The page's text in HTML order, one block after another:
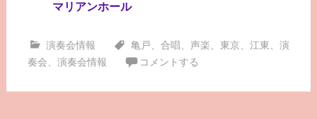
マリアンホール
演奏会情報 亀戸、 合唱、 声楽、 東京、 江東、 演
奏会、 演奏会情報 コメントする